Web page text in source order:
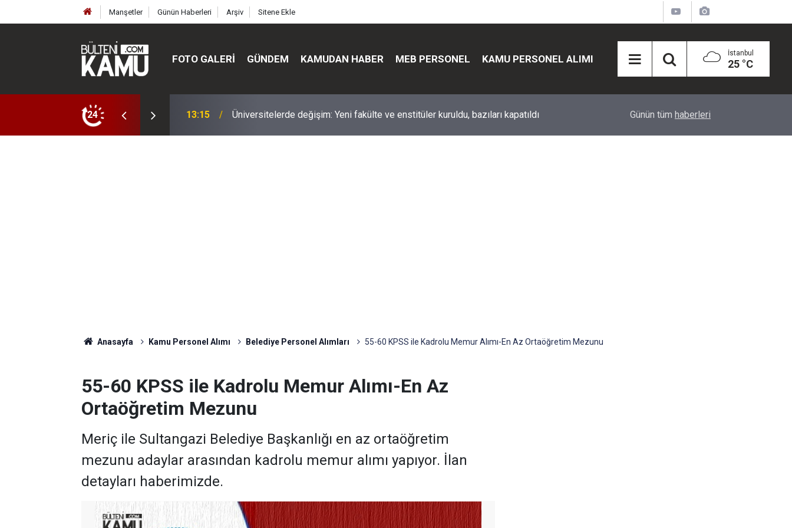
Manşetler Günün Haberleri Arşiv Sitene Ekle
FOTO GALERI GÜNDEM KAMUDAN HABER MEB PERSONEL KAMU PERSONEL ALIMI İstanbul
25 °C
24
ve enstitüler kuruldu, bazıları kapatıldı 13:00 MEB’de üst düzey değişim: Genel müdürler değişti, yeni isimler atandı Eğiti Bir Sen'den Kadınlar İçin Olay Teklif:
Günün tüm haberleri
Anasayfa Kamu Personel Alımı Belediye Personel Alımları 55-60 KPSS ile Kadrolu Memur Alımı-En Az Ortaöğretim Mezunu
55-60 KPSS ile Kadrolu Memur Alımı-En Az
Ortaöğretim Mezunu
Meriç ile Sultangazi Belediye Başkanlığı en az ortaöğretim
mezunu adaylar arasından kadrolu memur alımı yapıyor. İlan
detayları haberimizde.